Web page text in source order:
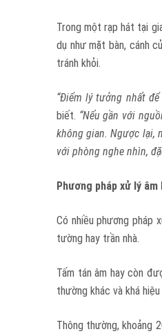
Trong một rạp hát tại
dụ như mặt bàn, cánh
tránh khỏi.
“Điểm lý tưởng nhất
biết. “Nếu gần với
không gian. Ngược lại,
với phòng nghe nhìn,
Phương pháp xử lý âm
Có nhiều phương pháp
tường hay trần nhà.
Tấm tán âm hay còn
thường khác và khá hiệu
Thông thường, khoảng